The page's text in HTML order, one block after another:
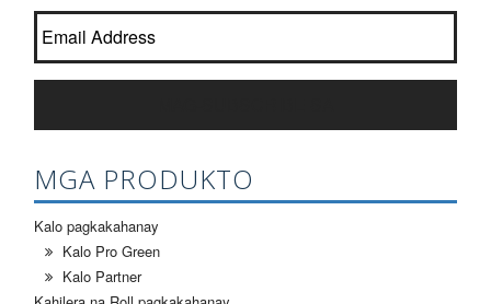
Sumali sa aming newsletter listahan? *
MGA PRODUKTO
Kalo pagkakahanay
Kalo Pro Green
Kalo Partner